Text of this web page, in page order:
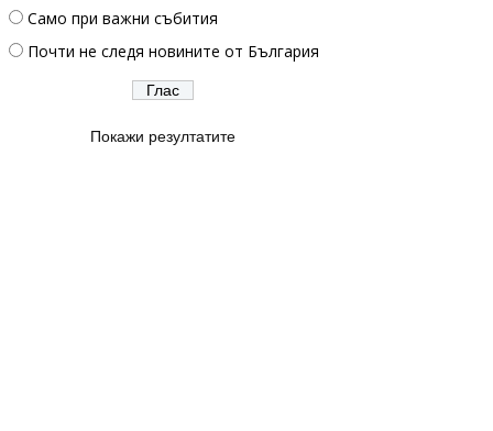
Само при важни събития
Почти не следя новините от България
Покажи резултатите